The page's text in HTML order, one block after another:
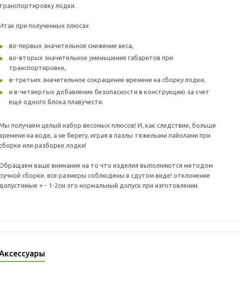
транспортировку лодки.
при полученных плюсах
во-первых значительное снижение веса,
во-вторых значительное уменьшение габаритов при
транспортировке,
в-третьих значительное сокращение времени на сборку лодки,
и в-четвертых добавление безопасности в конструкцию за счет
ещё одного блока плавучести.
получаем целый набор весомых плюсов! И, как следствие, больше
на воде, а не берегу, играя в пазлы тяжелыми пайолами при
или разборке лодки!
ваше внимание на то что изделия выполняются методом
сборки. все размеры соблюдены в сдутом виде! отклонение
допустимые + - 1-2см это нормальный допуск при изготовлении.